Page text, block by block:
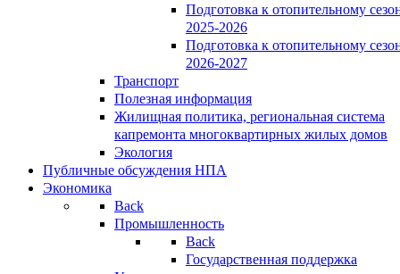
Подготовка к отопительному
2025-2026
Подготовка к отопительному
2026-2027
Транспорт
Полезная информация
Жилищная политика, региональная система
капремонта многоквартирных жилых домов
Экология
Публичные обсуждения НПА
Экономика
Back
Промышленность
Back
Государственная поддержка